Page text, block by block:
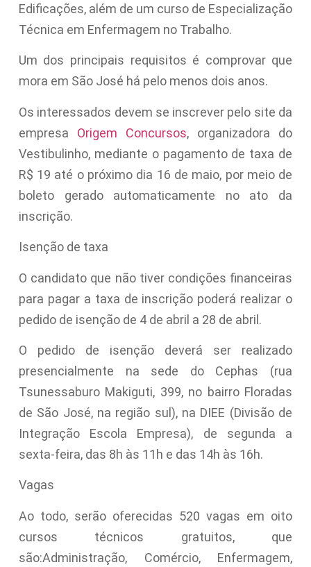
Edificações, além de um curso de Especialização
Técnica em Enfermagem no Trabalho.
Um dos principais requisitos é comprovar que
mora em São José há pelo menos dois anos.
Os interessados devem se inscrever pelo site da
empresa Origem Concursos, organizadora do
Vestibulinho, mediante o pagamento de taxa de
R$ 19 até o próximo dia 16 de maio, por meio de
boleto gerado automaticamente no ato da
inscrição.
Isenção de taxa
O candidato que não tiver condições financeiras
para pagar a taxa de inscrição poderá realizar o
pedido de isenção de 4 de abril a 28 de abril.
O pedido de isenção deverá ser realizado
presencialmente na sede do Cephas (rua
Tsunessaburo Makiguti, 399, no bairro Floradas
de São José, na região sul), na DIEE (Divisão de
Integração Escola Empresa), de segunda a
sexta-feira, das 8h às 11h e das 14h às 16h.
Vagas
Ao todo, serão oferecidas 520 vagas em oito
cursos técnicos gratuitos, que
são:Administração, Comércio, Enfermagem,